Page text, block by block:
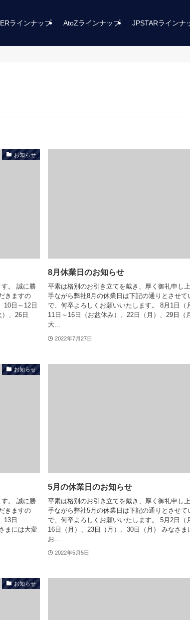
ラインナップ AtoZラインナップ JPSTARラインナ
お知らせ
。 誠に勝
きますの
10日～12日
、26日
8月休業日のお知らせ
平素は格別のお引き立てを戴き、厚く御礼申し
手ながら弊社8月の休業日は下記の通りとさせて
で、何卒よろしくお願いいたします。 8月1日（
11日～16日（お盆休み）、22日（月）、29日（
大...
2022年7月27日
お知らせ
。 誠に勝
きますの
13日
まには大変
5月の休業日のお知らせ
平素は格別のお引き立てを戴き、厚く御礼申し
手ながら弊社5月の休業日は下記の通りとさせて
で、何卒よろしくお願いいたします。 5月2日（
16日（月）、23日（月）、30日（月） みなさま
お...
2022年5月5日
お知らせ